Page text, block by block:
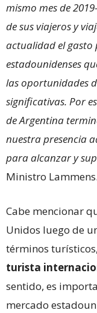
mismo mes de
de sus viajeros y
actualidad el gasto
estadounidenses
las oportunidades
significativas. Por
de Argentina
nuestra presencia
para alcanzar y
Ministro Lammens.
Cabe mencionar
Unidos luego de
términos
turista
sentido, es
mercado